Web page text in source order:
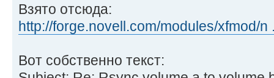
Взято отсюда:
http://forge.novell.com/modules/xfmod/n
Вот собственно текст: